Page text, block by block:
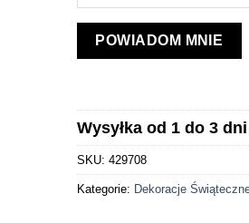
POWIADOM MNIE
Wysyłka od 1 do 3
SKU: 429708
Kategorie: Dekoracje